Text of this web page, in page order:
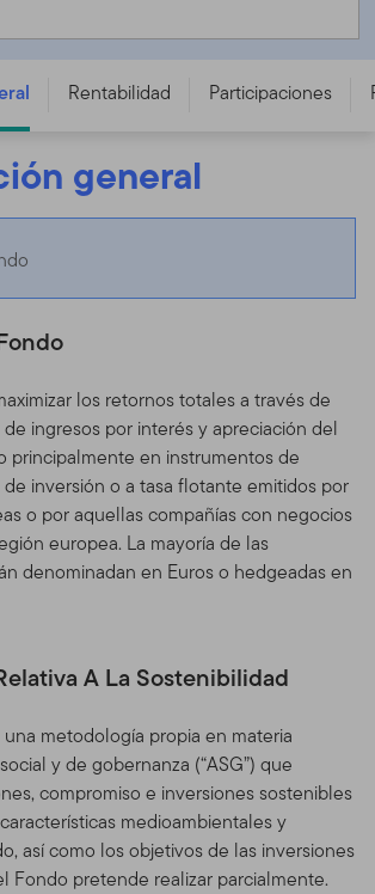
Rentabilidad Participaciones
general
los retornos totales a través de
ingresos por interés y apreciación del
principalmente en instrumentos de
inversión o a tasa flotante emitidos por
o por aquellas compañías con negocios
europea. La mayoría de las
denominadan en Euros o hedgeadas en
A La Sostenibilidad
metodología propia en materia
y de gobernanza (“ASG”) que
compromiso e inversiones sostenibles
medioambientales y
así como los objetivos de las inversiones
Fondo pretende realizar parcialmente.